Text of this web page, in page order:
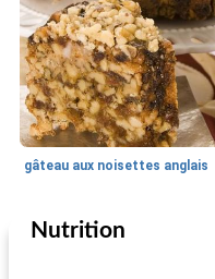
gâteau aux noisettes anglais
Vacances et événements
Nutrition